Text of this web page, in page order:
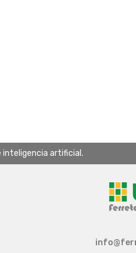
inteligencia artificial.